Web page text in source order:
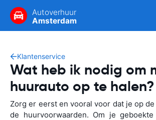
Autoverhuur
Amsterdam
Klantenservice
Wat heb ik nodig om
huurauto op te halen?
Zorg er eerst en vooral voor dat je op
de huurvoorwaarden. Om je